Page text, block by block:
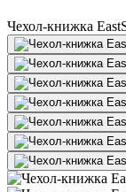
Чехол-книжка